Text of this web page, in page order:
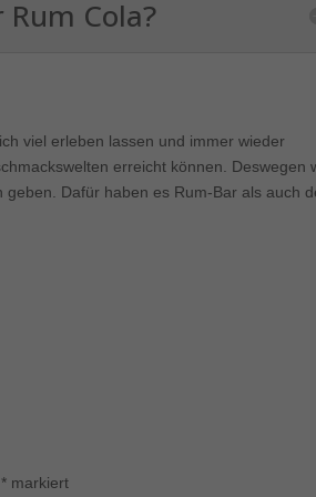
Cola?
viel erleben lassen und immer wieder
erreicht können. Deswegen
Dafür haben es Rum-Bar als auch
* markiert